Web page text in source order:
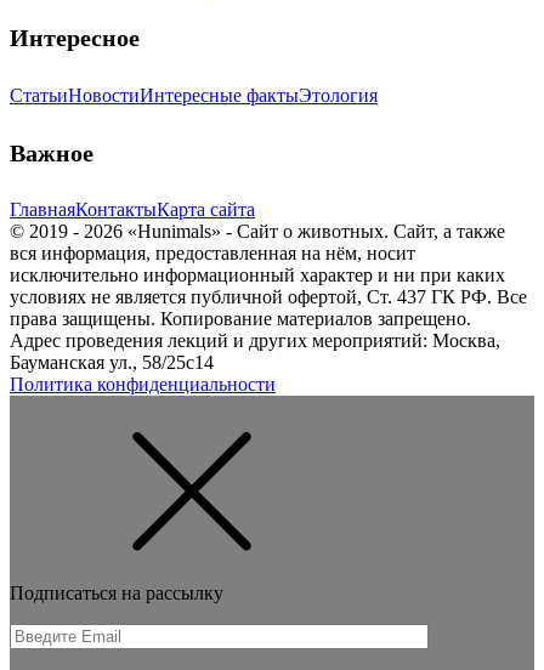
Интересное
СтатьиНовостиИнтересные фактыЭтология
Важное
ГлавнаяКонтактыКарта сайта
© 2019 - 2026 «Hunimals» - Сайт о животных. Сайт, а также
вся информация, предоставленная на нём, носит
исключительно информационный характер и ни при каких
условиях не является публичной офертой, Ст. 437 ГК РФ. Все
права защищены. Копирование материалов запрещено.
Адрес проведения лекций и других мероприятий: Москва,
Бауманская ул., 58/25с14
Политика конфиденциальности
Подписаться на рассылку